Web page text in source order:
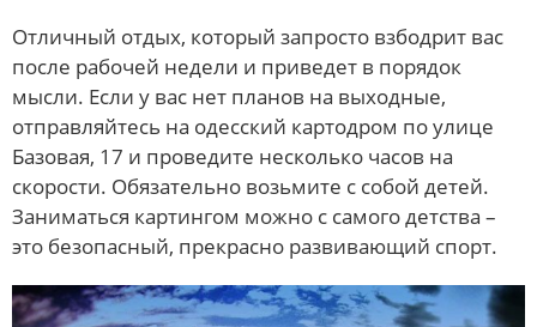
Отличный отдых, который запросто взбодрит вас
после рабочей недели и приведет в порядок
мысли. Если у вас нет планов на выходные,
отправляйтесь на одесский картодром по улице
Базовая, 17 и проведите несколько часов на
скорости. Обязательно возьмите с собой детей.
Заниматься картингом можно с самого детства –
это безопасный, прекрасно развивающий спорт.